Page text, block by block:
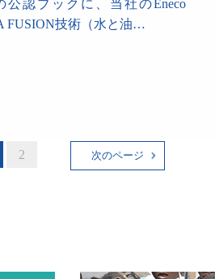
公認ブックに、当社のEneco
FUSION技術（水と油…
2 次のページ